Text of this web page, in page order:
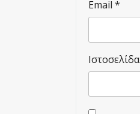
Email *
Ιστοσελίδα